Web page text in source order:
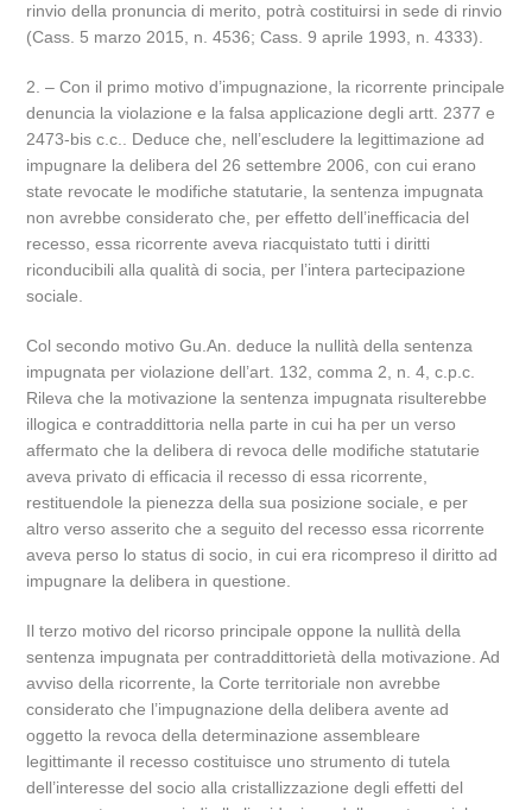
rinvio della pronuncia di merito, potrà costituirsi in sede di rinvio
(Cass. 5 marzo 2015, n. 4536; Cass. 9 aprile 1993, n. 4333).
2. – Con il primo motivo d’impugnazione, la ricorrente principale
denuncia la violazione e la falsa applicazione degli artt. 2377 e
2473-bis c.c.. Deduce che, nell’escludere la legittimazione ad
impugnare la delibera del 26 settembre 2006, con cui erano
state revocate le modifiche statutarie, la sentenza impugnata
non avrebbe considerato che, per effetto dell’inefficacia del
recesso, essa ricorrente aveva riacquistato tutti i diritti
riconducibili alla qualità di socia, per l’intera partecipazione
sociale.
Col secondo motivo Gu.An. deduce la nullità della sentenza
impugnata per violazione dell’art. 132, comma 2, n. 4, c.p.c.
Rileva che la motivazione la sentenza impugnata risulterebbe
illogica e contraddittoria nella parte in cui ha per un verso
affermato che la delibera di revoca delle modifiche statutarie
aveva privato di efficacia il recesso di essa ricorrente,
restituendole la pienezza della sua posizione sociale, e per
altro verso asserito che a seguito del recesso essa ricorrente
aveva perso lo status di socio, in cui era ricompreso il diritto ad
impugnare la delibera in questione.
Il terzo motivo del ricorso principale oppone la nullità della
sentenza impugnata per contraddittorietà della motivazione. Ad
avviso della ricorrente, la Corte territoriale non avrebbe
considerato che l’impugnazione della delibera avente ad
oggetto la revoca della determinazione assembleare
legittimante il recesso costituisce uno strumento di tutela
dell’interesse del socio alla cristallizzazione degli effetti del